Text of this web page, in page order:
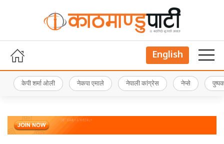
English
केपी शर्मा ओली नेकपा एमाले नेपाली कांग्रेस नेप्से